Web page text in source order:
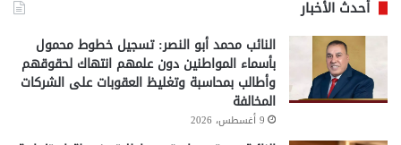
أحدث الأخبار
النائب محمد أبو النصر: تسجيل خطوط محمول
بأسماء المواطنين دون علمهم انتهاك لحقوقهم
وأطالب بمحاسبة وتغليظ العقوبات على الشركات
المخالفة
9 أغسطس، 2026